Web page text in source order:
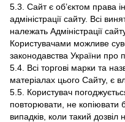
5.3. Сайт є об’єктом права
адміністрації сайту. Всі
належать Адміністрації
Користувачами можливе
законодавства України про
5.4. Всі торгові марки та
матеріалах цього Сайту, є
5.5. Користувач
повторювати, не копіювати
випадків, коли такий дозвіл